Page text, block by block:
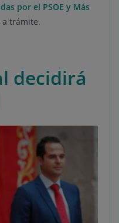
por el PSOE y Más
trámite.
decidirá